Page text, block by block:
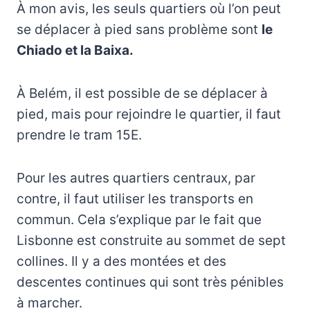
À mon avis, les seuls quartiers où l’on peut
se déplacer à pied sans problème sont le
Chiado et la Baixa.
À Belém, il est possible de se déplacer à
pied, mais pour rejoindre le quartier, il faut
prendre le tram 15E.
Pour les autres quartiers centraux, par
contre, il faut utiliser les transports en
commun. Cela s’explique par le fait que
Lisbonne est construite au sommet de sept
collines. Il y a des montées et des
descentes continues qui sont très pénibles
à marcher.